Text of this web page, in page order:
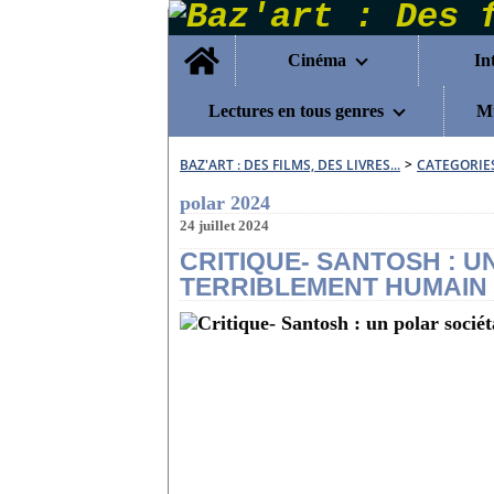
Home
Cinéma
Lectures en tous genres
BAZ'ART : DES FILMS, DES LIVRES... >
polar 2024
24 juillet 2024
CRITIQUE- SANTOSH :
TERRIBLEMENT HUMAIN